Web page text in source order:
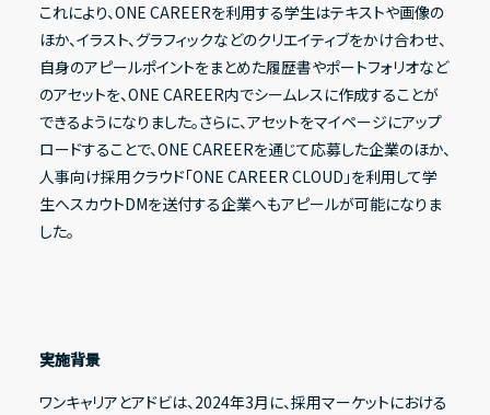
経営成績
財政状態
IRライブラリー
適時開示資料
これにより、ONE CAREERを利用する学生はテキストや画像の
ほか、イラスト、グラフィックなどのクリエイティブをかけ合わせ、
自身のアピールポイントをまとめた履歴書やポートフォリオなど
のアセットを、ONE CAREER内でシームレスに作成することが
できるようになりました。さらに、アセットをマイページにアップ
ロードすることで、ONE CAREERを通じて応募した企業のほか、
人事向け採用クラウド「ONE CAREER CLOUD」を利用して学
生へスカウトDMを送付する企業へもアピールが可能になりま
した。
実施背景
ワンキャリアとアドビは、2024年3月に、採用マーケットにおける